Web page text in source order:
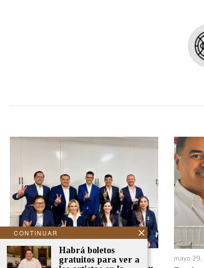
septiembre 19, 2024 mayo
CONTINUAR
Habrá boletos
gratuitos para ver a